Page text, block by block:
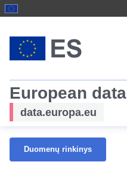
European data
data.europa.eu
Duomenų rinkinys